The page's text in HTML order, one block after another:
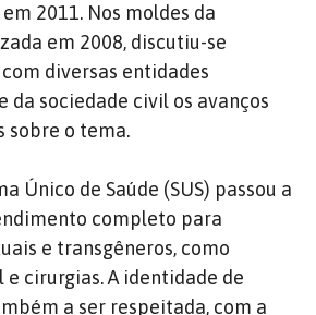
2011. Nos moldes da
em 2008, discutiu-se
diversas entidades
da sociedade civil os avanços
sobre o tema.
Único de Saúde (SUS) passou a
completo para
e transgêneros, como
cirurgias. A identidade de
a ser respeitada, com a